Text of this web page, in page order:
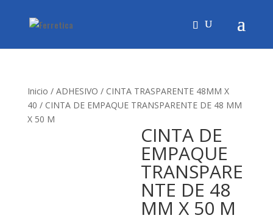
Inicio / ADHESIVO / CINTA TRASPARENTE 48MM X
40 / CINTA DE EMPAQUE TRANSPARENTE DE 48 MM
X 50 M
CINTA DE
EMPAQUE
TRANSPARE
NTE DE 48
MM X 50 M